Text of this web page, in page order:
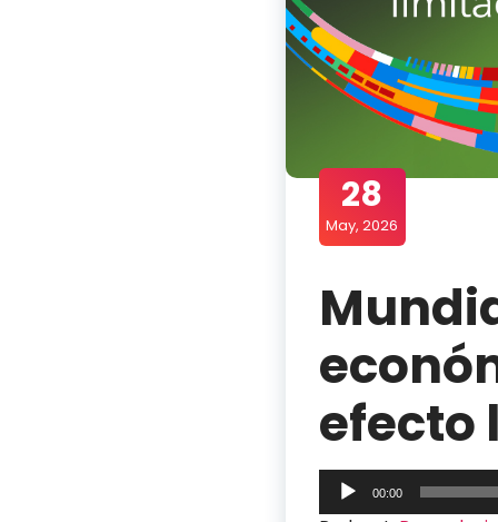
28
May, 2026
efecto
Reproductor
de
00:00